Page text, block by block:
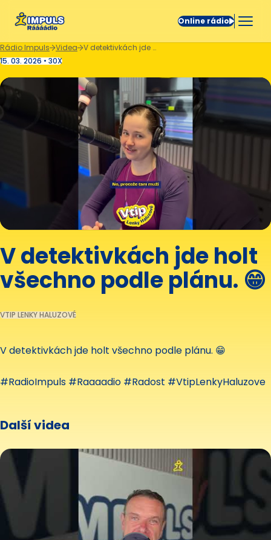
Online rádio
Rádio Impuls Videa
V detektivkách jde holt všechno podle plánu. 😁
15. 03. 2026 • 30X
V detektivkách jde holt
všechno podle plánu. 😁
VTIP LENKY HALUZOVÉ
V detektivkách jde holt všechno podle plánu. 😁
#RadioImpuls #Raaaadio #Radost #VtipLenkyHaluzove
Další videa